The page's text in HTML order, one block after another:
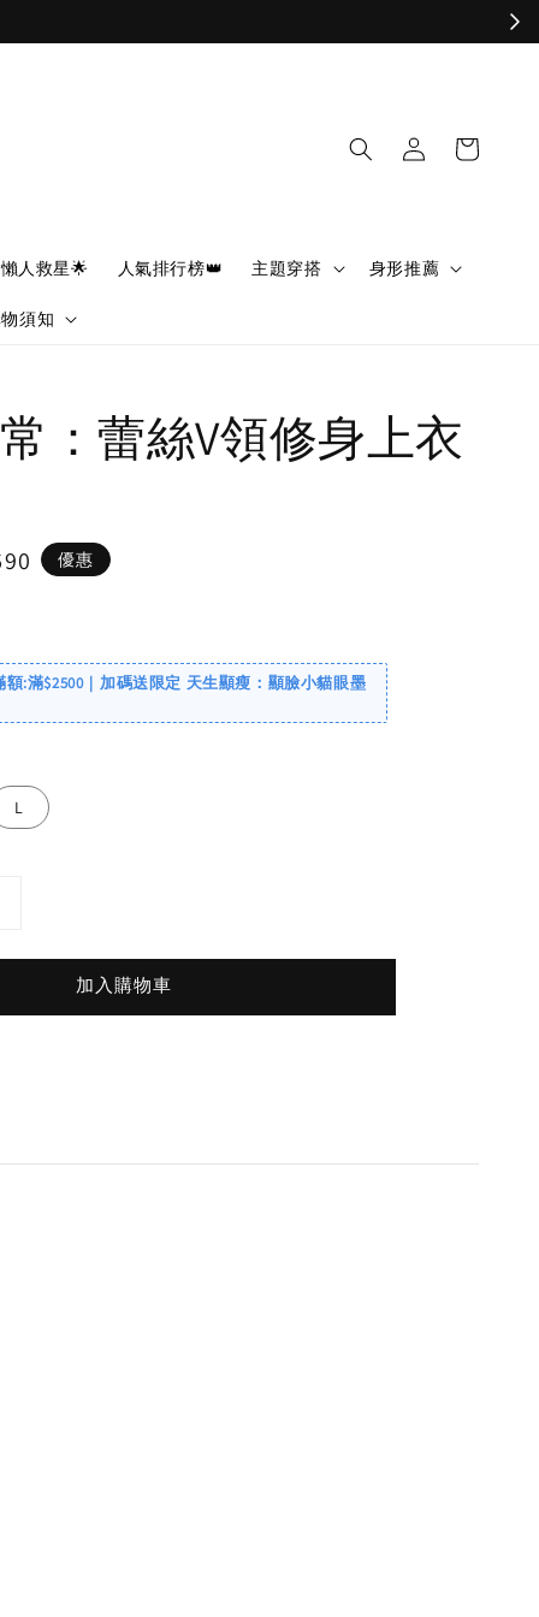
懶人救星🌟 人氣排行榜👑 主題穿搭 身形推薦
須知
：蕾絲V領修身上衣
優惠
額:滿$2500｜加碼送限定 天生顯瘦：顯臉小貓眼墨
L
加入購物車